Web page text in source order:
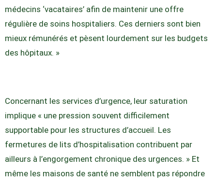
médecins ‘vacataires’ afin de maintenir une offre
régulière de soins hospitaliers. Ces derniers sont bien
mieux rémunérés et pèsent lourdement sur les budgets
des hôpitaux. »
Concernant les services d’urgence, leur saturation
implique « une pression souvent difficilement
supportable pour les structures d’accueil. Les
fermetures de lits d’hospitalisation contribuent par
ailleurs à l’engorgement chronique des urgences. » Et
même les maisons de santé ne semblent pas répondre